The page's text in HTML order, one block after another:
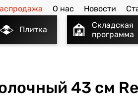
О нас Новости
Плитка
Складская
программа
43 см